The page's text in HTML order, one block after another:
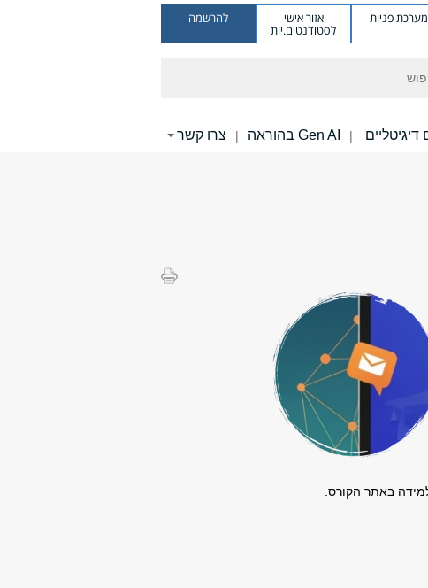
מערכת פניות אזור אישי
לסטודנטים.יות
להרשמה
| Gen AI בהוראה | צרו קשר